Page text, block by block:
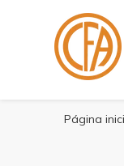
Página